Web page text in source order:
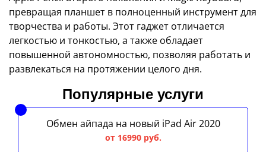
превращая планшет в полноценный инструмент для
творчества и работы. Этот гаджет отличается
легкостью и тонкостью, а также обладает
повышенной автономностью, позволяя работать и
развлекаться на протяжении целого дня.
Популярные услуги
Обмен айпада на новый iPad Air 2020
от 16990 руб.